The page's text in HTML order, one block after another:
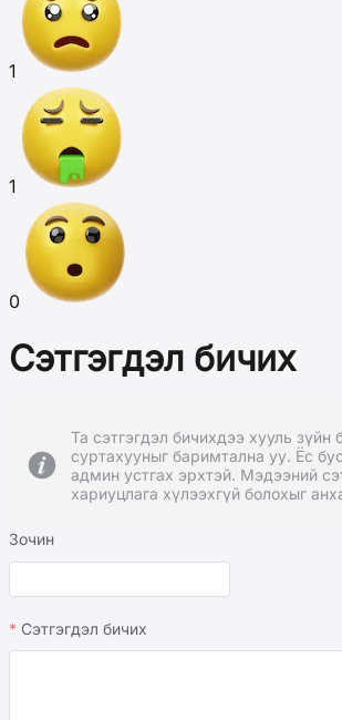
1
1
0
Сэтгэгдэл бичих
Та сэтгэгдэл бичихдээ хууль зүйн
суртахууныг баримтална уу. Ёс
админ устгах эрхтэй. Мэдээний
хариуцлага хүлээхгүй болохыг
Зочин
Сэтгэгдэл бичих